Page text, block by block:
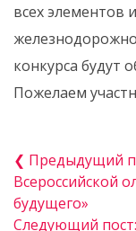
всех элементов
конкурса будут
Пожелаем
❮ Предыдущий
Всероссийской
будущего»
Следующий